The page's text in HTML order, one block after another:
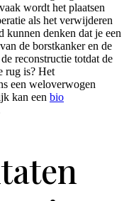
wordt het plaatsen
als het verwijderen
kunnen denken dat je een
de borstkanker en de
reconstructie totdat de
rug is? Het
een weloverwogen
kan een bio